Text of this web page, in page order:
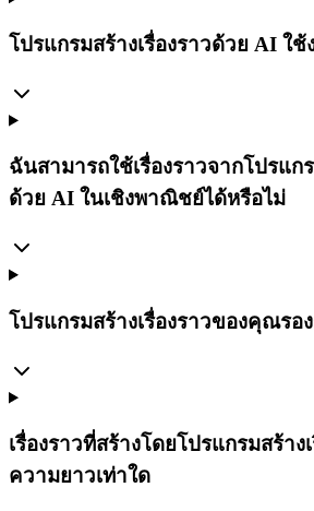
โปรแกรมสร้างเรื่องราวด้วย AI ใ
ฉันสามารถใช้เรื่องราวจากโปรแก
ด้วย AI ในเชิงพาณิชย์ได้หรือไม่
โปรแกรมสร้างเรื่องราวของคุณรอ
เรื่องราวที่สร้างโดยโปรแกรมสร้า
ความยาวเท่าใด